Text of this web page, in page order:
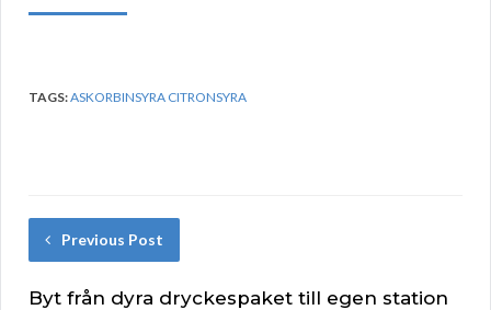
TAGS:ASKORBINSYRA CITRONSYRA
Previous Post
Byt från dyra dryckespaket till egen station